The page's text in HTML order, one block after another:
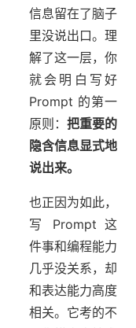
信息留在了脑子
里没说出口。理
解了这一层，你
就会明白写好
Prompt 的第一
原则： 把重要的
隐含信息显式地
说出来。
也正因为如此，
写 Prompt 这
件事和编程能力
几乎没关系，却
和表达能力高度
相关。它考的不